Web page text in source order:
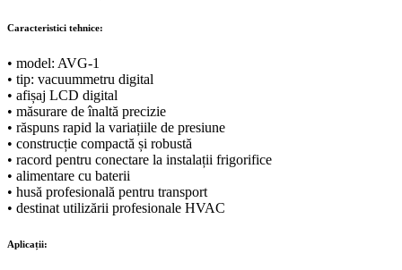
Caracteristici tehnice:
• model: AVG-1
• tip: vacuummetru digital
• afișaj LCD digital
• măsurare de înaltă precizie
• răspuns rapid la variațiile de presiune
• construcție compactă și robustă
• racord pentru conectare la instalații frigorifice
• alimentare cu baterii
• husă profesională pentru transport
• destinat utilizării profesionale HVAC
Aplicații: